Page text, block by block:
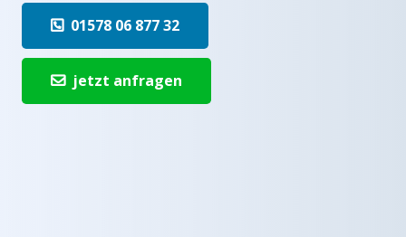
01578 06 877 32
jetzt anfragen